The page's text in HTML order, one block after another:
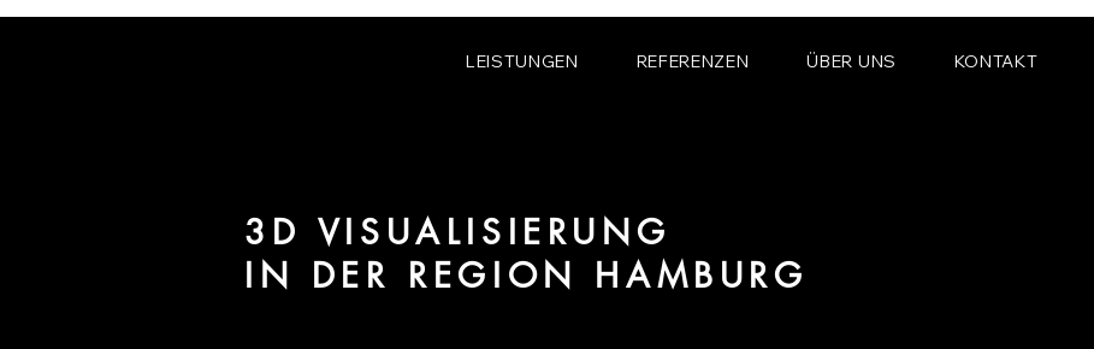
LEISTUNGEN REFERENZEN ÜBER UNS KONTAKT
3D VISUALISIERUNG
IN DER REGION HAMBURG